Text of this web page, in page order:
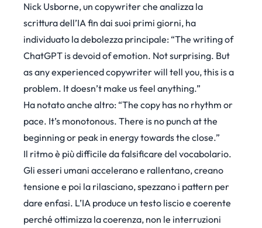
Nick Usborne, un copywriter che analizza la
scrittura dell’IA fin dai suoi primi giorni, ha
individuato la debolezza principale: “The writing of
ChatGPT is devoid of emotion. Not surprising. But
as any experienced copywriter will tell you, this is a
problem. It doesn’t make us feel anything.”
Ha notato anche altro: “The copy has no rhythm or
pace. It’s monotonous. There is no punch at the
beginning or peak in energy towards the close.”
Il ritmo è più difficile da falsificare del vocabolario.
Gli esseri umani accelerano e rallentano, creano
tensione e poi la rilasciano, spezzano i pattern per
dare enfasi. L’IA produce un testo liscio e coerente
perché ottimizza la coerenza, non le interruzioni